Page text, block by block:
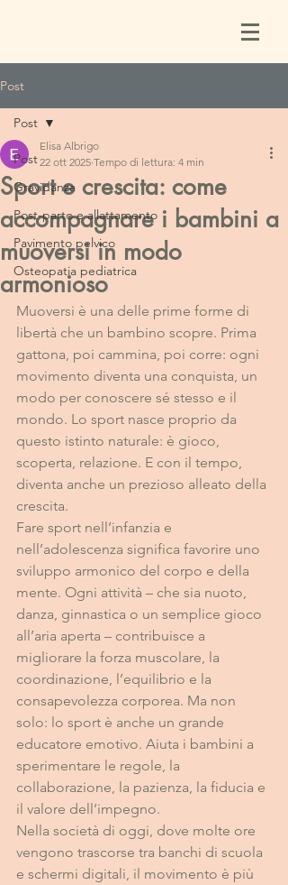
Post
Post
Gravidanza
Post-parto e allattamento
Pavimento pelvico
Osteopatia pediatrica
Post
Sport e crescita: come
accompagnare i bambini a
muoversi in modo
armonioso
Elisa Albrigo
22 ott 2025 Tempo di lettura: 4 min
Muoversi è una delle prime forme di
libertà che un bambino scopre. Prima
gattona, poi cammina, poi corre: ogni
movimento diventa una conquista, un
modo per conoscere sé stesso e il
mondo. Lo sport nasce proprio da
questo istinto naturale: è gioco,
scoperta, relazione. E con il tempo,
diventa anche un prezioso alleato della
crescita.
Fare sport nell’infanzia e
nell’adolescenza significa favorire uno
sviluppo armonico del corpo e della
mente. Ogni attività – che sia nuoto,
danza, ginnastica o un semplice gioco
all’aria aperta – contribuisce a
migliorare la forza muscolare, la
coordinazione, l’equilibrio e la
consapevolezza corporea. Ma non
solo: lo sport è anche un grande
educatore emotivo. Aiuta i bambini a
sperimentare le regole, la
collaborazione, la pazienza, la fiducia e
il valore dell’impegno.
Nella società di oggi, dove molte ore
vengono trascorse tra banchi di scuola
e schermi digitali, il movimento è più